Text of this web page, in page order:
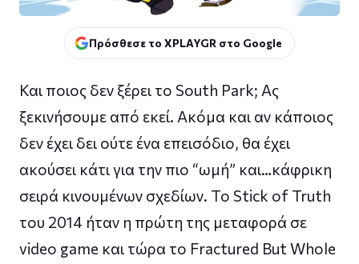
Πρόσθεσε το XPLAYGR στο Google
Και ποιος δεν ξέρει το South Park; Ας
ξεκινήσουμε από εκεί. Ακόμα και αν κάποιος
δεν έχει δει ούτε ένα επεισόδιο, θα έχει
ακούσει κάτι για την πιο “ωμή” και…κάφρικη
σειρά κινουμένων σχεδίων. Το Stick of Truth
του 2014 ήταν η πρώτη της μεταφορά σε
video game και τώρα το Fractured But Whole